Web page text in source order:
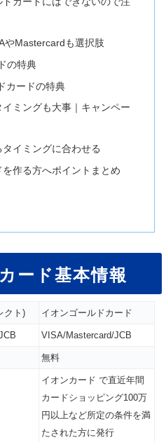
やMastercardも選択肢
の特典
カードの特典
ミングも大事｜キャンペー
イミングに合わせる
作る方へポイントまとめ
ード基本情報
クト) イオンゴールドカード
VISA/Mastercard/JCB
無料
イオンカード で直近年間
カードショッピング100万
円以上など所定の条件を満
たされた方に発行